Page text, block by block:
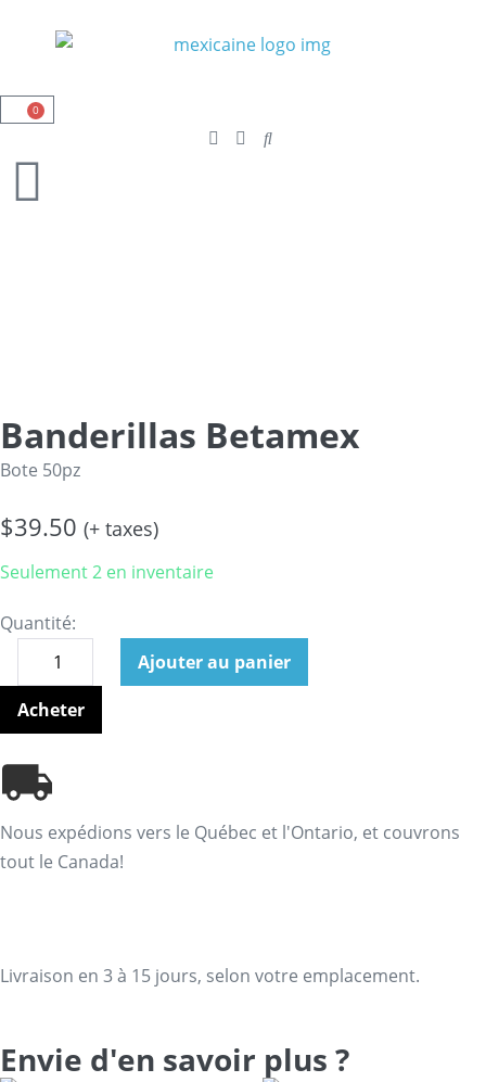
0
Banderillas Betamex
Bote 50pz
$39.50 (+ taxes)
Seulement 2 en inventaire
Quantité:
Ajouter au panier
Acheter
Nous expédions vers le Québec et l'Ontario, et couvrons
tout le Canada!
Livraison en 3 à 15 jours, selon votre emplacement.
Envie d'en savoir plus ?